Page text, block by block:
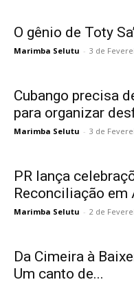
O gênio de Toty
Marimba Selutu - 3 de
Cubango precisa
para organizar
Marimba Selutu - 3 de
PR lança
Reconciliação em
Marimba Selutu - 2 de
Da Cimeira à
Um canto de...